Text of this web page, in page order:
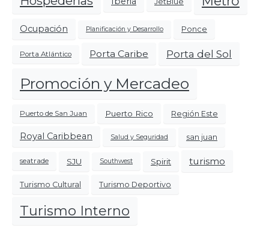
Ocupación Planificación y Desarrollo Ponce
Porta Atlántico Porta Caribe Porta del Sol
Promoción y Mercadeo
Puerto de San Juan Puerto Rico Región Este
Royal Caribbean Salud y Seguridad san juan
seatrade SJU Southwest Spirit turismo
Turismo Cultural Turismo Deportivo
Turismo Interno